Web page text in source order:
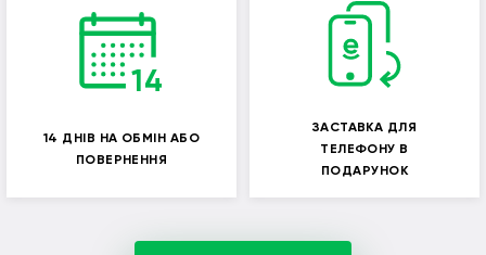
14 ДНІВ НА ОБМІН АБО
ПОВЕРНЕННЯ
ЗАСТАВКА ДЛЯ
ТЕЛЕФОНУ В
ПОДАРУНОК